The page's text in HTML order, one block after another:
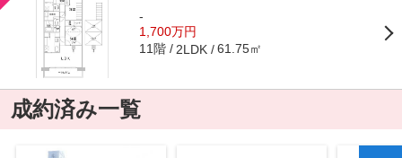
-
1,700万円
11階 2LDK 61.75㎡
成約済み一覧